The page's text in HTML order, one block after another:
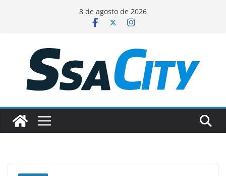
conteúdo
8 de agosto de 2026